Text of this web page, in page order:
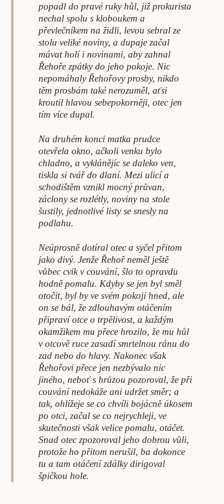
popadl do pravé ruky hůl, již prokurista
nechal spolu s kloboukem a
převlečníkem na židli, levou sebral ze
stolu veliké noviny, a dupaje začal
mávat holí i novinami, aby zahnal
Řehoře zpátky do jeho pokoje. Nic
nepomáhaly Řehořovy prosby, nikdo
těm prosbám také nerozuměl, aťsi
kroutil hlavou sebepokorněji, otec jen
tím více dupal.
Na druhém konci matka prudce
otevřela okno, ačkoli venku bylo
chladno, a vyklánějíc se daleko ven,
tiskla si tvář do dlaní. Mezi ulicí a
schodištěm vznikl mocný průvan,
záclony se rozlétly, noviny na stole
šustily, jednotlivé listy se snesly na
podlahu.
Neúprosně dotíral otec a syčel přitom
jako divý. Jenže Řehoř neměl ještě
vůbec cvik v couvání, šlo to opravdu
hodně pomalu. Kdyby se jen byl směl
otočit, byl by ve svém pokoji hned, ale
on se bál, že zdlouhavým otáčením
připraví otce o trpělivost, a každým
okamžikem mu přece hrozilo, že mu hůl
v otcově ruce zasadí smrtelnou ránu do
zad nebo do hlavy. Nakonec však
Řehořovi přece jen nezbývalo nic
jiného, neboť s hrůzou pozoroval, že při
couvání nedokáže ani udržet směr; a
tak, ohlížeje se co chvíli bojácně úkosem
po otci, začal se co nejrychleji, ve
skutečnosti však velice pomalu, otáčet.
Snad otec zpozoroval jeho dobrou vůli,
protože ho přitom nerušil, ba dokonce
tu a tam otáčení zdálky dirigoval
špičkou hole.